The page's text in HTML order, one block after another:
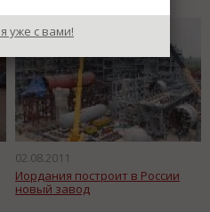
02.08.2011
Иордания построит в России
новый завод
уже с вами!